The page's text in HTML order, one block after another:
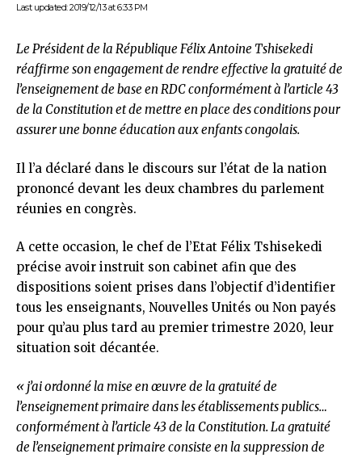
Last updated: 2019/12/13 at 6:33 PM
Le Président de la République Félix Antoine Tshisekedi
réaffirme son engagement de rendre effective la gratuité de
l’enseignement de base en RDC conformément à l’article 43
de la Constitution et de mettre en place des conditions pour
assurer une bonne éducation aux enfants congolais.
Il l’a déclaré dans le discours sur l’état de la nation
prononcé devant les deux chambres du parlement
réunies en congrès.
A cette occasion, le chef de l’Etat Félix Tshisekedi
précise avoir instruit son cabinet afin que des
dispositions soient prises dans l’objectif d’identifier
tous les enseignants, Nouvelles Unités ou Non payés
pour qu’au plus tard au premier trimestre 2020, leur
situation soit décantée.
« j’ai ordonné la mise en œuvre de la gratuité de
l’enseignement primaire dans les établissements publics…
conformément à l’article 43 de la Constitution. La gratuité
de l’enseignement primaire consiste en la suppression de